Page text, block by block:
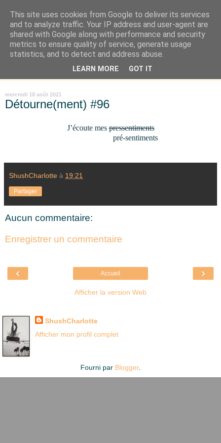
Là où je suis née
"Les temps sont durs pour les rêveurs" mais shush shush,
j'ai le cœur à l'affût et j'ouvre mon carnet de peau. « Soyez
vous-même, tous les autres sont déjà pris. » Oscar Wilde
mercredi 18 août 2021
Détourne(ment) #96
J’écoute mespressentiments
pré-sentiments
ShushCharlotte à 19:21
Partager
Aucun commentaire:
Enregistrer un commentaire
‹ ›
Accueil
Afficher la version Web
ShushCharlotte
Afficher mon profil complet
Fourni par Blogger.
This site uses cookies from Google to deliver its services
and to analyze traffic. Your IP address and user-agent are
shared with Google along with performance and security
metrics to ensure quality of service, generate usage
statistics, and to detect and address abuse.
LEARN MORE GOT IT